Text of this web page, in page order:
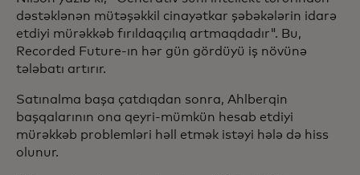
dəstəklənən mütəşəkkil cinayətkar şəbəkələrin idarə
etdiyi mürəkkəb fırıldaqçılıq artmaqdadır". Bu,
Recorded Future-ın hər gün gördüyü iş növünə
tələbatı artırır.
Satınalma başa çatdıqdan sonra, Ahlberqin
başqalarının ona qeyri-mümkün hesab etdiyi
mürəkkəb problemləri həll etmək istəyi hələ də hiss
olunur.